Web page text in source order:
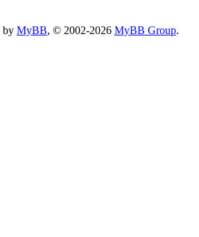
by MyBB, © 2002-2026 MyBB Group.